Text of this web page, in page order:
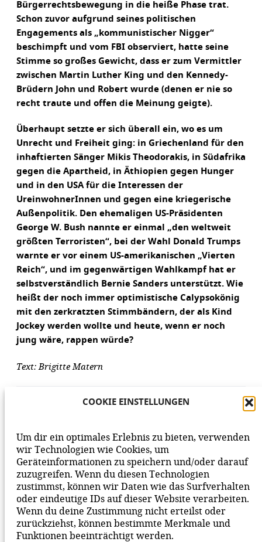
COOKIE EINSTELLUNGEN
Um dir ein optimales Erlebnis zu bieten, verwenden
wir Technologien wie Cookies, um
Geräteinformationen zu speichern und/oder darauf
zuzugreifen. Wenn du diesen Technologien
zustimmst, können wir Daten wie das Surfverhalten
oder eindeutige IDs auf dieser Website verarbeiten.
Wenn du deine Zustimmung nicht erteilst oder
zurückziehst, können bestimmte Merkmale und
Funktionen beeinträchtigt werden.
Bürgerrechtsbewegung in die heiße Phase trat.
Schon zuvor aufgrund seines politischen
Engagements als „kommunistischer Nigger“
beschimpft und vom FBI observiert, hatte seine
Stimme so großes Gewicht, dass er zum Vermittler
zwischen Martin Luther King und den Kennedy-
Brüdern John und Robert wurde (denen er nie so
recht traute und offen die Meinung geigte).
Überhaupt setzte er sich überall ein, wo es um
Unrecht und Freiheit ging: in Griechenland für den
inhaftierten Sänger Mikis Theodorakis, in Südafrika
gegen die Apartheid, in Äthiopien gegen Hunger
und in den USA für die Interessen der
UreinwohnerInnen und gegen eine kriegerische
Außenpolitik. Den ehemaligen US-Präsidenten
George W. Bush nannte er einmal „den weltweit
größten Terroristen“, bei der Wahl Donald Trumps
warnte er vor einem US-amerikanischen „Vierten
Reich“, und im gegenwärtigen Wahlkampf hat er
selbstverständlich Bernie Sanders unterstützt. Wie
heißt der noch immer optimistische Calypsokönig
mit den zerkratzten Stimmbändern, der als Kind
Jockey werden wollte und heute, wenn er noch
jung wäre, rappen würde?
Text: Brigitte Matern
AUFLÖSUNG DES RÄTSELS
VORHERIGER BEITRAGNÄCHSTER BEITRAG